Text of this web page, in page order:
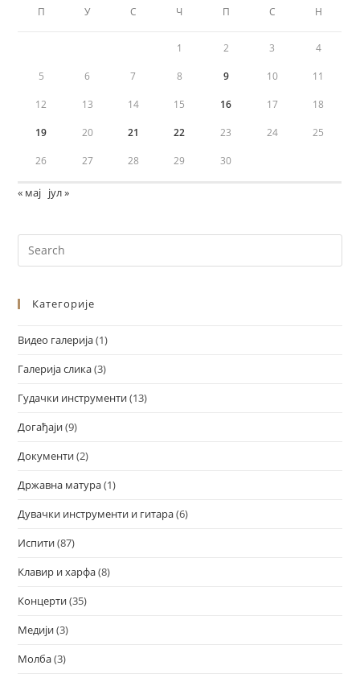
П У С Ч П С Н
1 2 3 4
5 6 7 8 9 10 11
12 13 14 15 16 17 18
19 20 21 22 23 24 25
26 27 28 29 30
« мај јул »
Категорије
Видео галерија(1)
Галерија слика(3)
Гудачки инструменти(13)
Догађаји(9)
Документи(2)
Државна матура(1)
Дувачки инструменти и гитара(6)
Испити(87)
Клавир и харфа(8)
Концерти(35)
Медији(3)
Молба(3)